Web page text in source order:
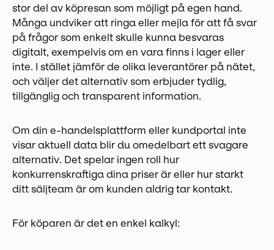
stor del av köpresan som möjligt på egen hand.
Många undviker att ringa eller mejla för att få svar
på frågor som enkelt skulle kunna besvaras
digitalt, exempelvis om en vara finns i lager eller
inte. I stället jämför de olika leverantörer på nätet,
och väljer det alternativ som erbjuder tydlig,
tillgänglig och transparent information.
Om din e-handelsplattform eller kundportal inte
visar aktuell data blir du omedelbart ett svagare
alternativ. Det spelar ingen roll hur
konkurrenskraftiga dina priser är eller hur starkt
ditt säljteam är om kunden aldrig tar kontakt.
För köparen är det en enkel kalkyl: